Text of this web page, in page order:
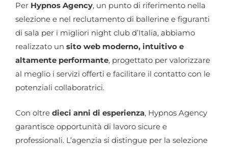
Per Hypnos Agency, un punto di riferimento nella
selezione e nel reclutamento di ballerine e figuranti
di sala per i migliori night club d’Italia, abbiamo
realizzato un sito web moderno, intuitivo e
altamente performante, progettato per valorizzare
al meglio i servizi offerti e facilitare il contatto con le
potenziali collaboratrici.
Con oltre dieci anni di esperienza, Hypnos Agency
garantisce opportunità di lavoro sicure e
professionali. L’agenzia si distingue per la selezione